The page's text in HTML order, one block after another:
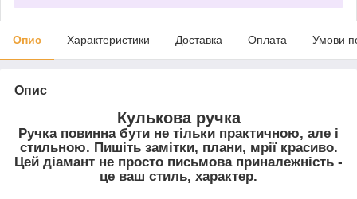
Опис Характеристики Доставка Оплата Умови
Опис
Кулькова ручка
Ручка повинна бути не тільки практичною, але і
стильною. Пишіть замітки, плани, мрії красиво.
Цей діамант не просто письмова приналежність -
це ваш стиль, характер.